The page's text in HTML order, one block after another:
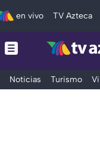
en vivo TV Azteca
Noticias Turismo